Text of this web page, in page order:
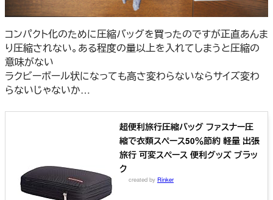
コンパクト化のために圧縮バッグを買ったのですが正直あんま
り圧縮されない。ある程度の量以上を入れてしまうと圧縮の
意味がない
ラクビーボール状になっても高さ変わらないならサイズ変わ
らないじゃないか…
超便利旅行圧縮バッグ ファスナー圧
縮で衣類スペース50％節約 軽量 出張
旅行 可変スペース 便利グッズ ブラッ
ク
created by Rinker